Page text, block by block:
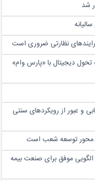
شد
نظارتی ضروری است
دیجیتال با «پارس وام»
و عبور از رویکردهای سنتی
محور توسعه شعب است
موفق برای صنعت بیمه